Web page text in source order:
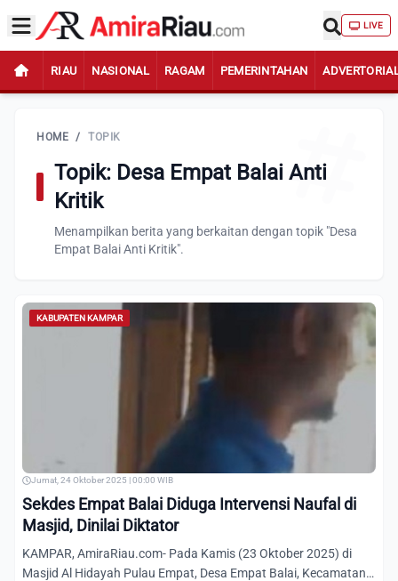
LIVE
RIAU NASIONAL RAGAM PEMERINTAHAN
HOME / TOPIK
Topik: Desa Empat Balai Anti
Kritik
Menampilkan berita yang berkaitan dengan topik "Desa
Empat Balai Anti Kritik".
KABUPATEN KAMPAR
Jumat, 24 Oktober 2025 | 00:00 WIB
Sekdes Empat Balai Diduga Intervensi Naufal di
Masjid, Dinilai Diktator
KAMPAR, AmiraRiau.com- Pada Kamis (23 Oktober 2025) di
Masjid Al Hidayah Pulau Empat, Desa Empat Balai, Kecamatan